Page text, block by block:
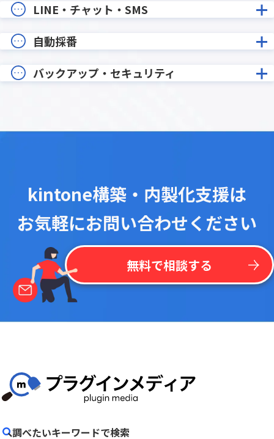
LINE・チャット・SMS
自動採番
バックアップ・セキュリティ
kintone構築・内製化支援は
お気軽にお問い合わせください
無料で相談する
調べたいキーワードで検索